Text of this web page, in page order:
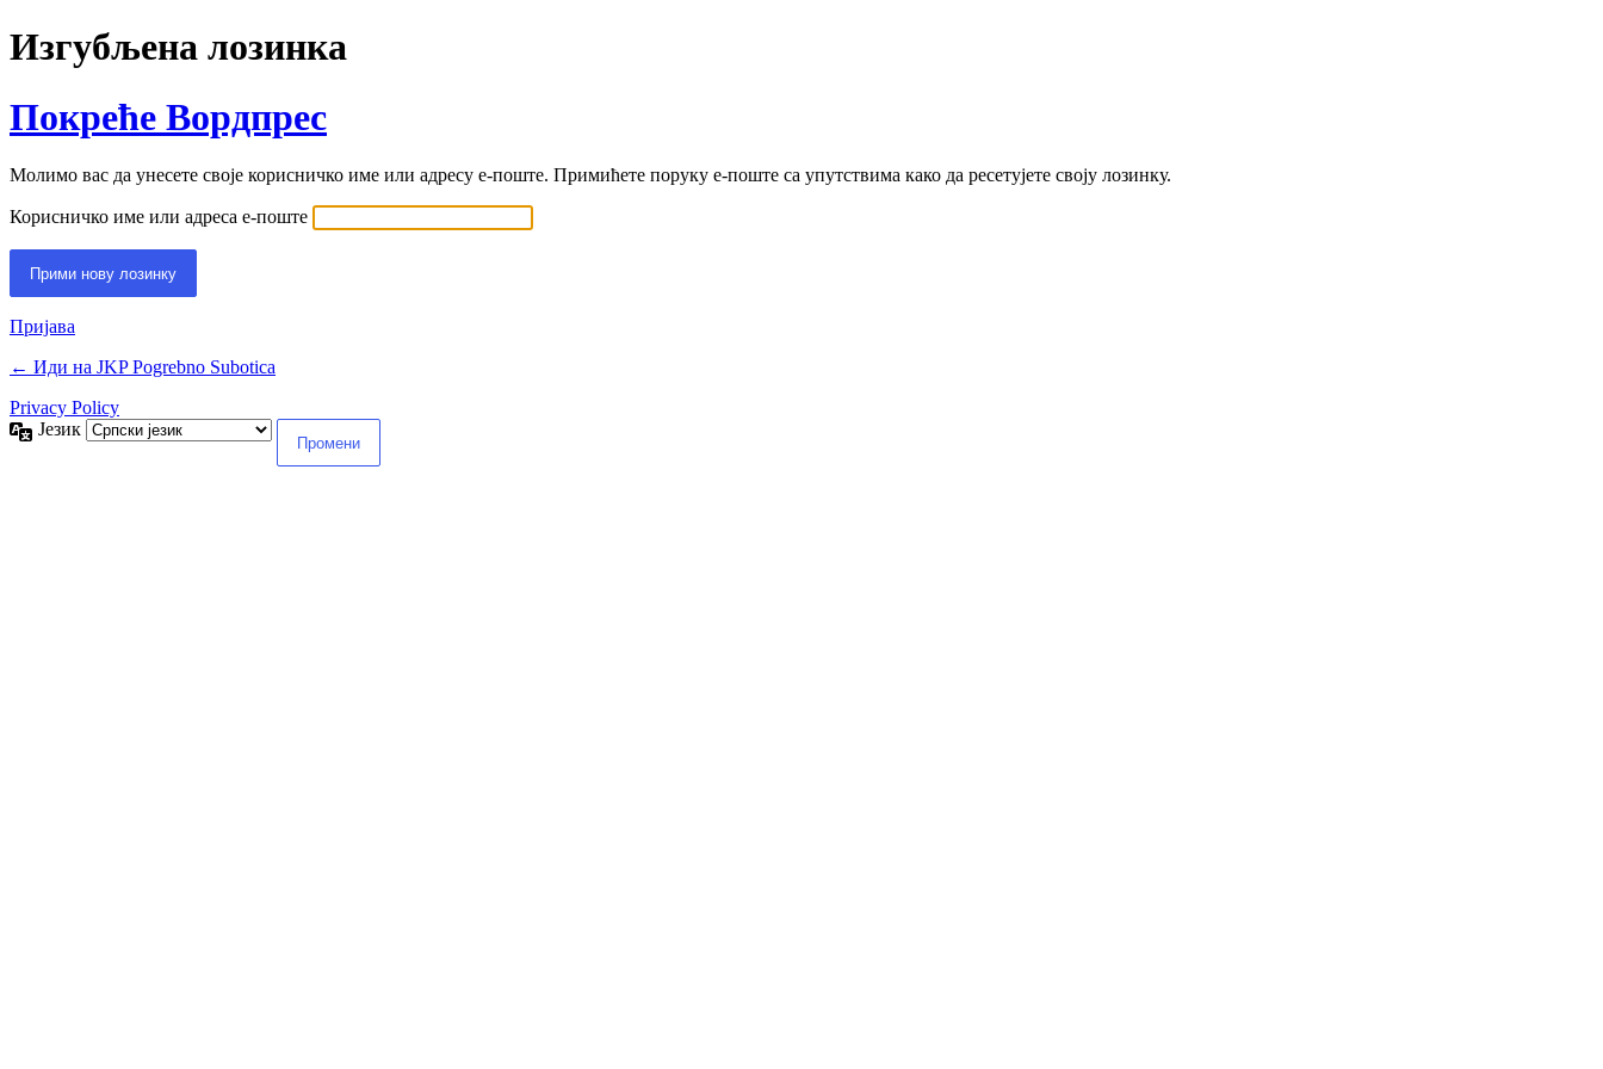
Изгубљена лозинка
Покреће Вордпрес
Молимо вас да унесете своје корисничко име или адресу е-поште. Примићете поруку е-поште са упутствима како да ресетујете своју лозинку.
Корисничко име или адреса е-поште
Пријава
← Иди на JKP Pogrebno Subotica
Privacy Policy
Језик